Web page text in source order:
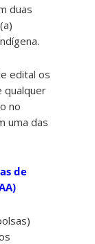
duas
edital os
qualquer
no
uma das
de